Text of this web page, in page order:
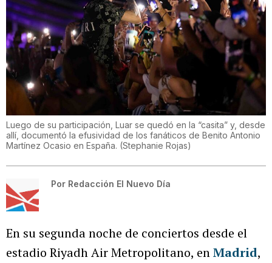
Luego de su participación, Luar se quedó en la “casita” y, desde
allí, documentó la efusividad de los fanáticos de Benito Antonio
Martínez Ocasio en España. (Stephanie Rojas)
Por Redacción El Nuevo Día
En su segunda noche de conciertos desde el
estadio Riyadh Air Metropolitano, enMadrid,